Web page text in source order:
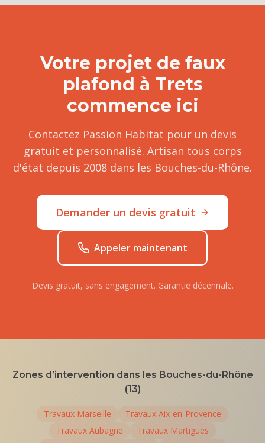
Votre projet de faux
plafond à Trets
commence ici
Contactez Passion Habitat pour un devis
gratuit et personnalisé. Artisan tous corps
d'état depuis 2008 dans les Bouches-du-Rhône.
Demander un devis gratuit
Appeler maintenant
Devis gratuit, sans engagement. Garantie décennale.
Zones d’intervention dans les Bouches-du-Rhône
(13)
Travaux Marseille Travaux Aix-en-Provence
Travaux Aubagne Travaux Martigues